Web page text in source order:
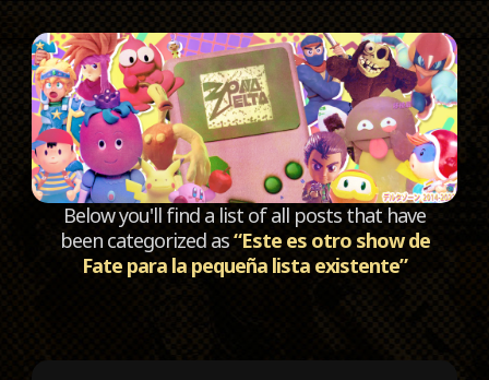
Below you'll find a list of all posts that have
been categorized as“Este es otro show de
Fate para la pequeña lista existente”